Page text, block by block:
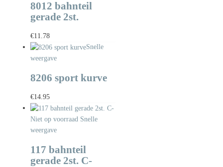
8012 bahnteil
gerade 2st.
€11.78
Snelle
weergave
8206 sport kurve
€14.95
Niet op voorraad Snelle
weergave
117 bahnteil
gerade 2st. C-